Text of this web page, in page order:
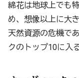
綿花は地球上でも
め、想像以上に大
天然資源の危機で
クのトップ10に入